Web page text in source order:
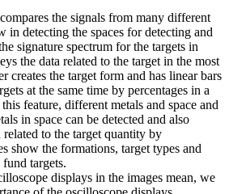
the signals from many different
in detecting the spaces for detecting and
signature spectrum for the targets in
the data related to the target in the most
creates the target form and has linear bars
at the same time by percentages in a
feature, different metals and space and
in space can be detected and also
related to the target quantity by
show the formations, target types and
targets.
displays in the images mean, we